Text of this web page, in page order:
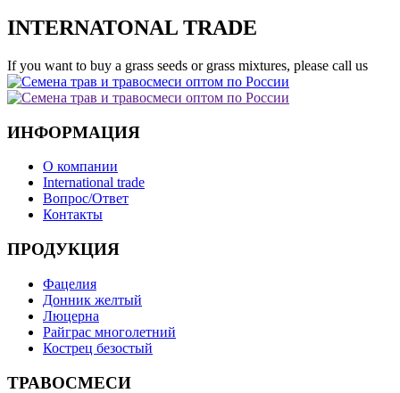
INTERNATONAL TRADE
If you want to buy a grass seeds or grass mixtures, please call us
ИНФОРМАЦИЯ
О компании
International trade
Вопрос/Ответ
Контакты
ПРОДУКЦИЯ
Фацелия
Донник желтый
Люцерна
Райграс многолетний
Кострец безостый
ТРАВОСМЕСИ